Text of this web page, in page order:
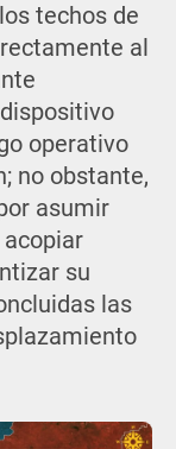
techos de
al
operativo
no obstante,
asumir
su
las